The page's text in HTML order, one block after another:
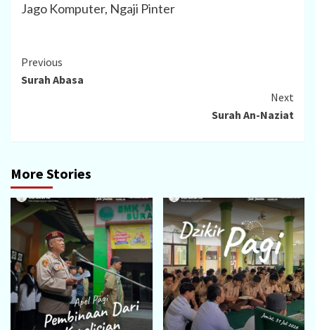
Jago Komputer, Ngaji Pinter
Continue
Reading
Previous
Surah Abasa
Next
Surah An-Naziat
More Stories